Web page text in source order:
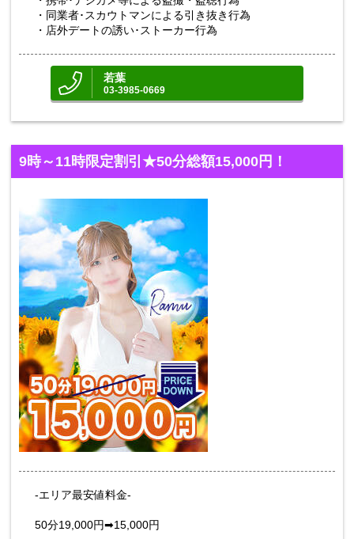
・同業者･スカウトマンによる引き抜き行為
・店外デートの誘い･ストーカー行為
若葉
03-3985-0669
9時～11時限定割引★50分総額15,000円！
-エリア最安値料金-
50分19,000円➡15,000円